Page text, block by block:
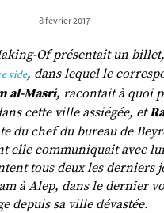
8 février 2017
Of présentait un billet,
vide, dans lequel le
al-Masri, racontait à quoi
cette ville assiégée, et
du chef du bureau de
elle communiquait avec
tous deux les derniers
à Alep, dans le dernier
depuis sa ville dévastée.